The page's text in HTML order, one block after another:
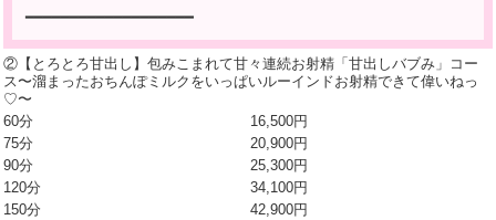
━━━━━━━━━━━━━━━━━━━
②【とろとろ甘出し】包みこまれて甘々連続お射精「甘出しバブみ」コー
ス〜溜まったおちんぽミルクをいっぱいルーインドお射精できて偉いねっ
♡〜
60分
16,500円
75分
20,900円
90分
25,300円
120分
34,100円
150分
42,900円